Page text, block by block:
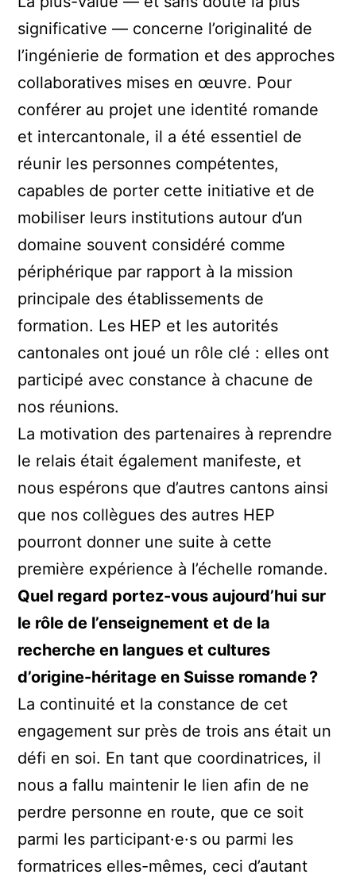
significative — concerne l’originalité de
l’ingénierie de formation et des approches
collaboratives mises en œuvre. Pour
conférer au projet une identité romande
et intercantonale, il a été essentiel de
réunir les personnes compétentes,
capables de porter cette initiative et de
mobiliser leurs institutions autour d’un
domaine souvent considéré comme
périphérique par rapport à la mission
principale des établissements de
formation. Les HEP et les autorités
cantonales ont joué un rôle clé : elles ont
participé avec constance à chacune de
nos réunions.
La motivation des partenaires à reprendre
le relais était également manifeste, et
nous espérons que d’autres cantons ainsi
que nos collègues des autres HEP
pourront donner une suite à cette
première expérience à l’échelle romande.
Quel regard portez-vous aujourd’hui sur
le rôle de l’enseignement et de la
recherche en langues et cultures
d’origine-héritage en Suisse romande ?
La continuité et la constance de cet
engagement sur près de trois ans était un
défi en soi. En tant que coordinatrices, il
nous a fallu maintenir le lien afin de ne
perdre personne en route, que ce soit
parmi les participant·e·s ou parmi les
formatrices elles-mêmes, ceci d’autant